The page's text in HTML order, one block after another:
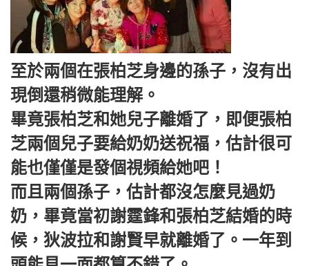
至於兩個在張柏芝身邊的孫子，沒有出
現倒還稍微能理解。
畢竟張柏芝和她兒子離婚了，即便張柏
芝兩個兒子要給奶奶送祝福，估計很可
能也僅僅是發個視頻給她吧！
而且兩個孫子，估計都沒怎麼見過奶
奶，畢竟當初謝霆鋒和張柏芝結婚的時
候，狄波拉和謝賢早就離婚了。一年到